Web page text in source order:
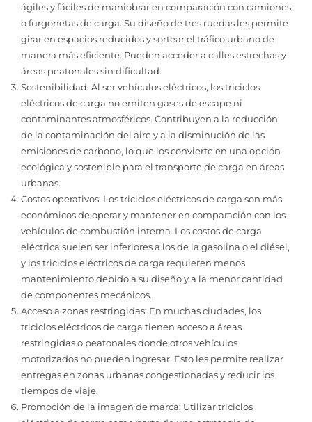
ágiles y fáciles de maniobrar en comparación con camiones
o furgonetas de carga. Su diseño de tres ruedas les permite
girar en espacios reducidos y sortear el tráfico urbano de
manera más eficiente. Pueden acceder a calles estrechas y
áreas peatonales sin dificultad.
Sostenibilidad: Al ser vehículos eléctricos, los triciclos
eléctricos de carga no emiten gases de escape ni
contaminantes atmosféricos. Contribuyen a la reducción
de la contaminación del aire y a la disminución de las
emisiones de carbono, lo que los convierte en una opción
ecológica y sostenible para el transporte de carga en áreas
urbanas.
Costos operativos: Los triciclos eléctricos de carga son más
económicos de operar y mantener en comparación con los
vehículos de combustión interna. Los costos de carga
eléctrica suelen ser inferiores a los de la gasolina o el diésel,
y los triciclos eléctricos de carga requieren menos
mantenimiento debido a su diseño y a la menor cantidad
de componentes mecánicos.
Acceso a zonas restringidas: En muchas ciudades, los
triciclos eléctricos de carga tienen acceso a áreas
restringidas o peatonales donde otros vehículos
motorizados no pueden ingresar. Esto les permite realizar
entregas en zonas urbanas congestionadas y reducir los
tiempos de viaje.
Promoción de la imagen de marca: Utilizar triciclos